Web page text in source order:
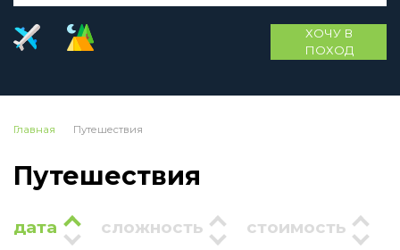
ХОЧУ В
ПОХОД
Главная Путешествия
Путешествия
дата сложность стоимость